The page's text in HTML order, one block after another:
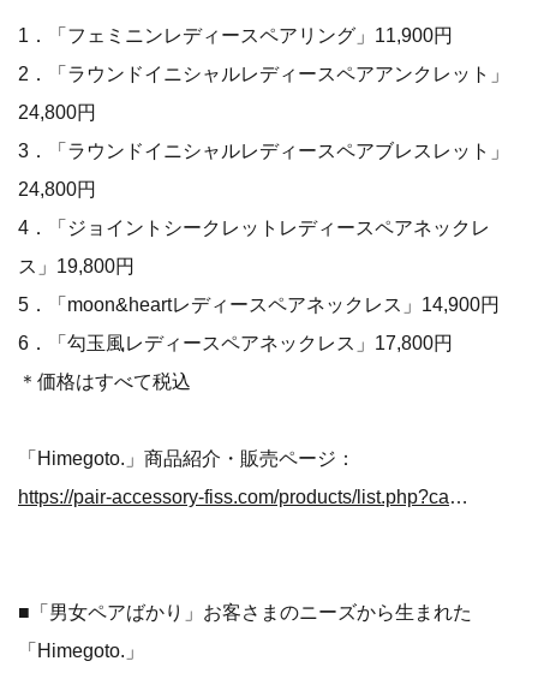
1．「フェミニンレディースペアリング」11,900円
2．「ラウンドイニシャルレディースペアアンクレット」
24,800円
3．「ラウンドイニシャルレディースペアブレスレット」
24,800円
4．「ジョイントシークレットレディースペアネックレ
ス」19,800円
5．「moon&heartレディースペアネックレス」14,900円
6．「勾玉風レディースペアネックレス」17,800円
＊価格はすべて税込
「Himegoto.」商品紹介・販売ページ：
https://pair-accessory-fiss.com/products/list.php?category_id=407
■「男女ペアばかり」お客さまのニーズから生まれた
「Himegoto.」